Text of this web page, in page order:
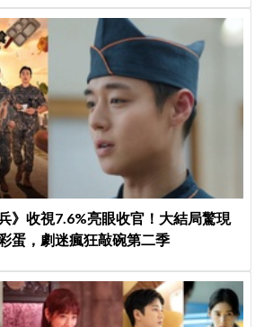
》收視7.6%亮眼收官！大結局驚現
蛋，劇迷瘋狂敲碗第二季